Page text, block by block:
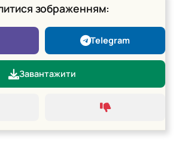
зображенням:
Telegram
Завантажити